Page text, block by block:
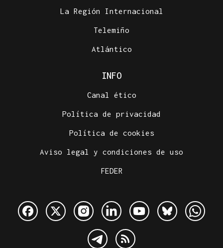
La Región Internacional
Telemiño
Atlántico
INFO
Canal ético
Política de privacidad
Política de cookies
Aviso legal y condiciones de uso
FEDER